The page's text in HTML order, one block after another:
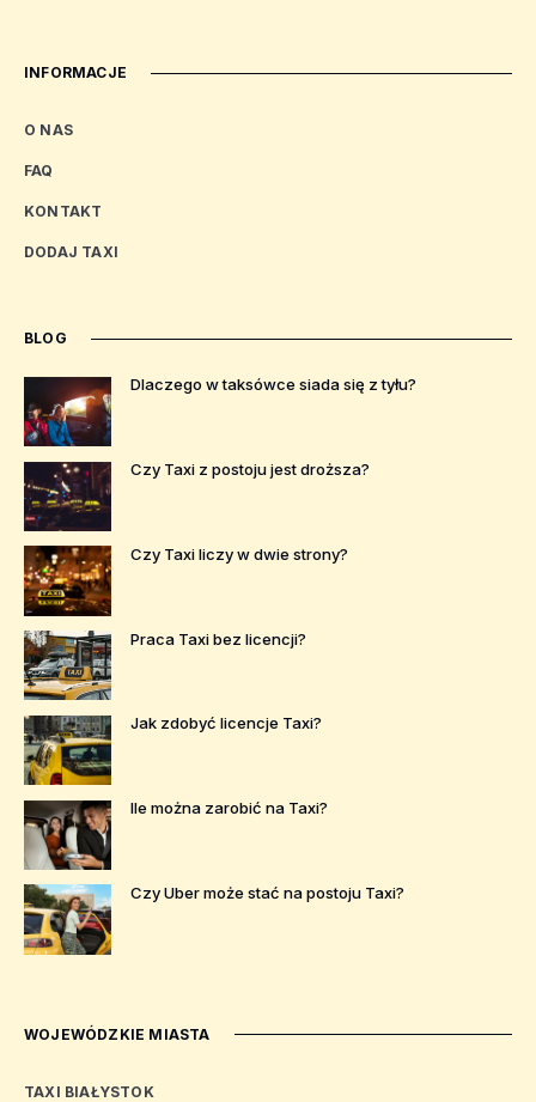
INFORMACJE
O NAS
FAQ
KONTAKT
DODAJ TAXI
BLOG
Dlaczego w taksówce siada się z tyłu?
Czy Taxi z postoju jest droższa?
Czy Taxi liczy w dwie strony?
Praca Taxi bez licencji?
Jak zdobyć licencje Taxi?
Ile można zarobić na Taxi?
Czy Uber może stać na postoju Taxi?
WOJEWÓDZKIE MIASTA
TAXI BIAŁYSTOK